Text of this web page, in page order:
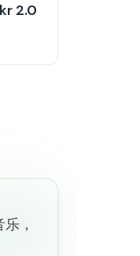
2.0
，